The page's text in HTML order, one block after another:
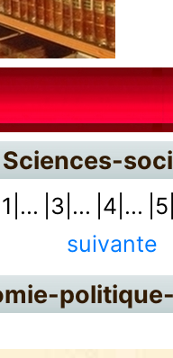
Sciences-
|1|... |3|... |4|...
suivante